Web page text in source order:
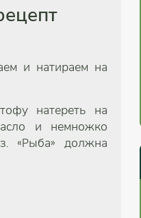
и натираем на
натереть на
и немножко
«Рыба» должна